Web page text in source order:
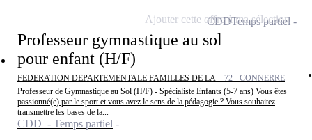
Professeur gymnastique au sol
pour enfant (H/F)
FEDERATION DEPARTEMENTALE FAMILLES DE LA - 72 - CONNERRE
Professeur de Gymnastique au Sol (H/F) - Spécialiste Enfants (5-7 ans) Vous êtes
passionné(e) par le sport et vous avez le sens de la pédagogie ? Vous souhaitez
transmettre les bases de la...
CDD - Temps partiel
CDDTemps partiel
Ajouter cette offre à ma sélection